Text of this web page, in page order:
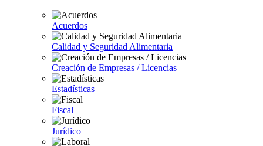
Acuerdos
Calidad y Seguridad Alimentaria
Creación de Empresas / Licencias
Estadísticas
Fiscal
Jurídico